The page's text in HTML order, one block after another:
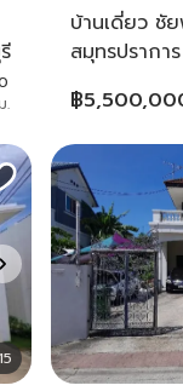
.
บ้านเดี่ยว ชั
สมุทรปราการ
฿